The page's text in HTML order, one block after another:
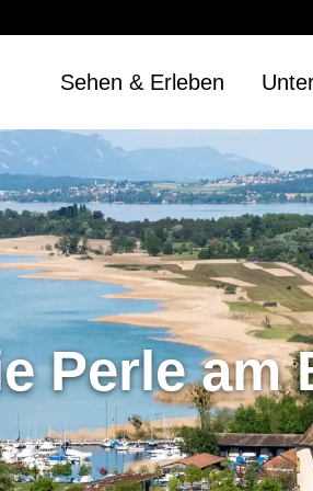
Sehen & Erleben
Perle am